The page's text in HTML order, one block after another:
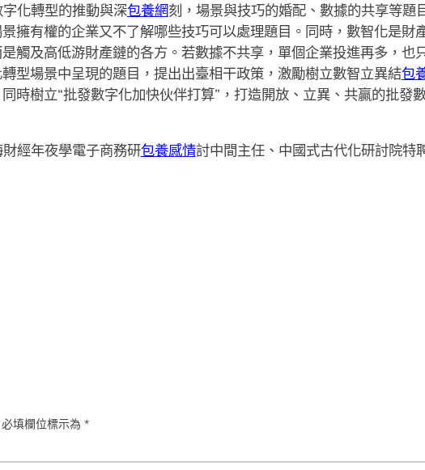
化轉型的推動與深包養網刻，場景與技巧的婚配、數據的共享等題
擁有權的企業又不了解哪些技巧可以處理題目。同時，數智化是財
觸及高低游財產鏈的各方。若數據不共享，單個企業投進再多，也
型場景中呈現的題目，提出出臺相干政策，激勵樹立數智立異結包
時樹立“批發數字化加快伙伴打算”，打造開放、立異、共贏的批發
經年夜學電子商務研包養感情討中間主任、中國式古代化研討院特
必填欄位標示為 *